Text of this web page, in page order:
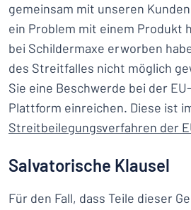
gemeinsam mit unseren
ein Problem mit einem Produkt
bei Schildermaxe erworben
des Streitfalles nicht möglich
Sie eine Beschwerde bei der
Plattform einreichen. Diese ist
Streitbeilegungsverfahren der
Salvatorische Klausel
Für den Fall, dass Teile dieser